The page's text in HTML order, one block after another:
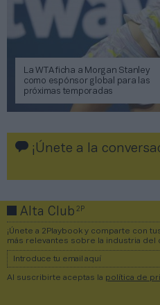
La WTA ficha a Morgan Stanley
como espónsor global para las
próximas temporadas
¡Únete a la
Alta Club2P
¡Únete a 2Playbook y comparte con
más relevantes sobre la industria del
Al suscribirte aceptas la política de